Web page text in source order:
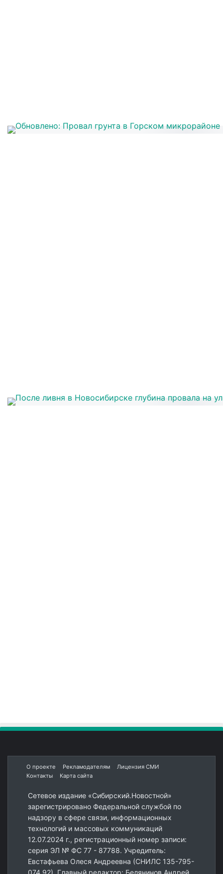
О проекте Рекламодателям
Лицензия СМИ
Контакты
Карта сайта
Сетевое издание «Сибирский.Новостной»
зарегистрировано Федеральной службой по
надзору в сфере связи, информационных
технологий и массовых коммуникаций
12.07.2024 г., регистрационный номер записи:
серия ЭЛ № ФС 77 - 87788. Учредитель:
Евстафьева Олеся Андреевна (СНИЛС 135-795-
074 92). Главный редактор: Белянинов Андрей